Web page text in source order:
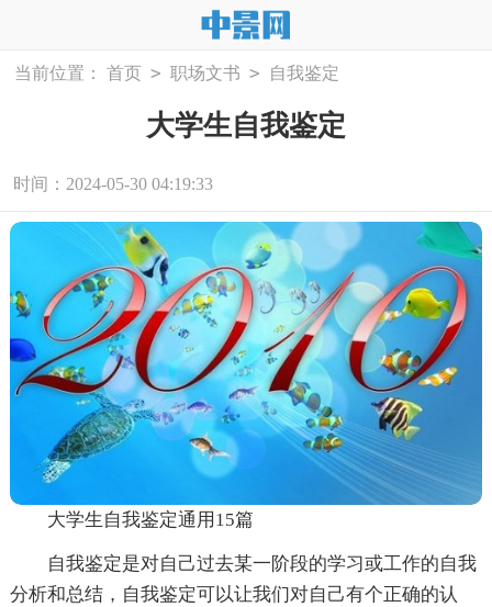
当前位置： 首页 > 职场文书 > 自我鉴定
大学生自我鉴定
时间：2024-05-30 04:19:33
大学生自我鉴定通用15篇
自我鉴定是对自己过去某一阶段的学习或工作的自我
分析和总结，自我鉴定可以让我们对自己有个正确的认